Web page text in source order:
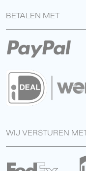
BETALEN MET
WIJ VERSTUREN